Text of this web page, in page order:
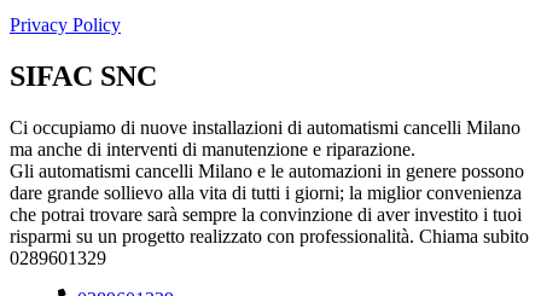
Privacy Policy
SIFAC SNC
Ci occupiamo di nuove installazioni di automatismi cancelli Milano
ma anche di interventi di manutenzione e riparazione.
Gli automatismi cancelli Milano e le automazioni in genere possono
dare grande sollievo alla vita di tutti i giorni; la miglior convenienza
che potrai trovare sarà sempre la convinzione di aver investito i tuoi
risparmi su un progetto realizzato con professionalità. Chiama subito
0289601329